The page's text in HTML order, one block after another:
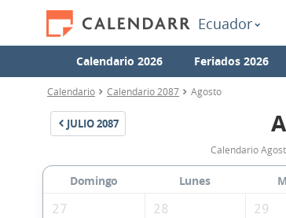
Ecuador
Calendario 2026 Feriados 2026
Calendario Calendario 2087 Agosto
JULIO2087
Calendario
Domingo Lunes
27
28 29